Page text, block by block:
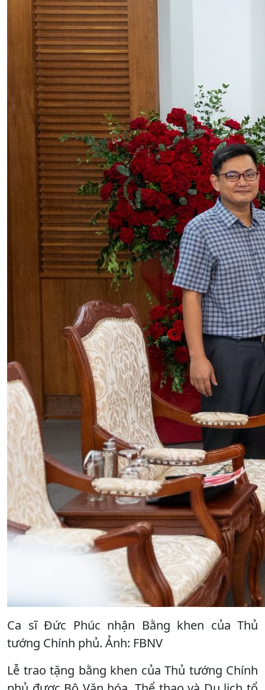
Ca sĩ Đức Phúc nhận Bằng khen của Thủ
tướng Chính phủ. Ảnh: FBNV
Lễ trao tặng bằng khen của Thủ tướng Chính